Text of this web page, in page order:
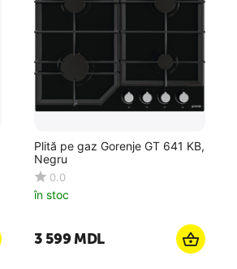
Plită pe gaz Gorenje GT 641 KB,
Negru
0.0
în stoc
3 599MDL